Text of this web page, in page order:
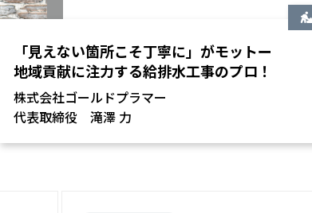
「見えない箇所こそ丁寧に」がモットー
地域貢献に注力する給排水工事のプロ！
株式会社ゴールドプラマー
代表取締役 滝澤 力